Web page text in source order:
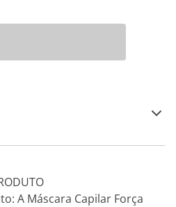
A Máscara Capilar Força